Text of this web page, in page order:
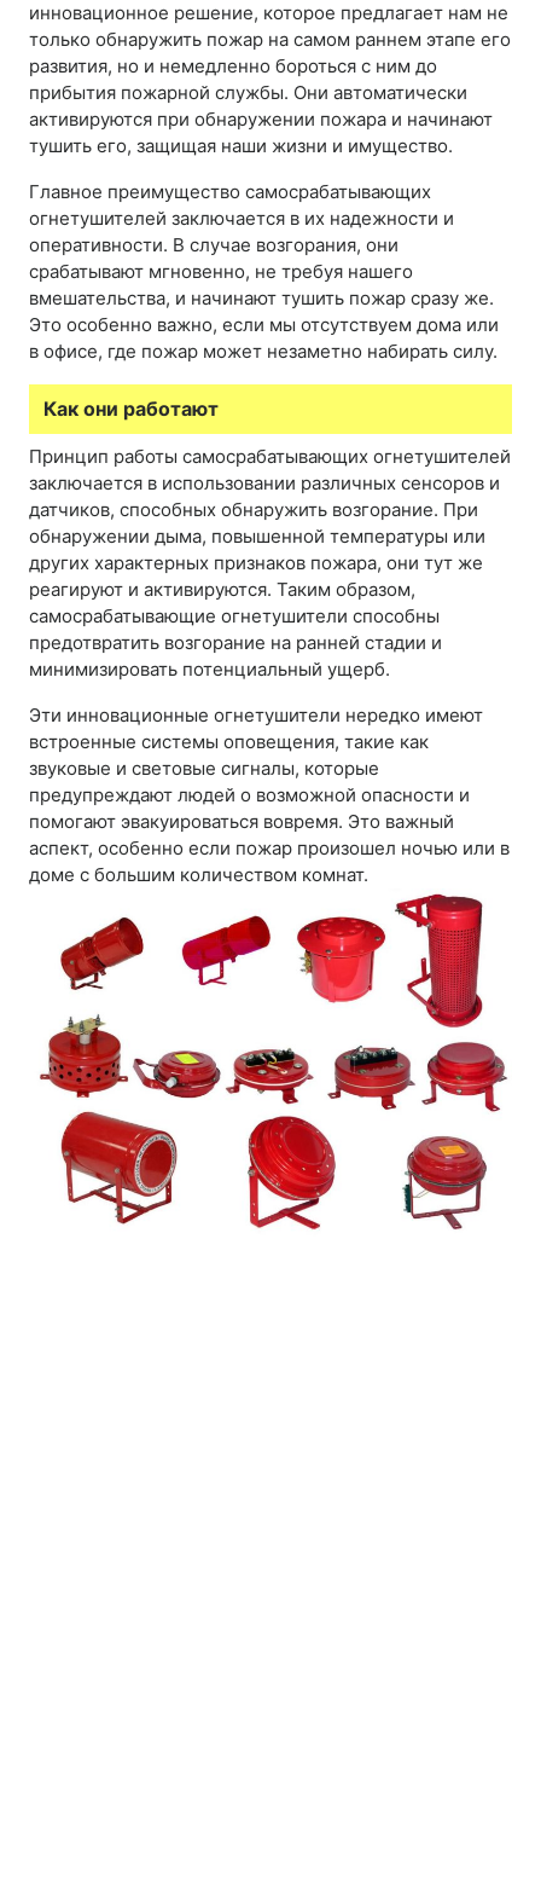
инновационное решение, которое предлагает нам не
только обнаружить пожар на самом раннем этапе его
развития, но и немедленно бороться с ним до
прибытия пожарной службы. Они автоматически
активируются при обнаружении пожара и начинают
тушить его, защищая наши жизни и имущество.
Главное преимущество самосрабатывающих
огнетушителей заключается в их надежности и
оперативности. В случае возгорания, они
срабатывают мгновенно, не требуя нашего
вмешательства, и начинают тушить пожар сразу же.
Это особенно важно, если мы отсутствуем дома или
в офисе, где пожар может незаметно набирать силу.
Как они работают
Принцип работы самосрабатывающих огнетушителей
заключается в использовании различных сенсоров и
датчиков, способных обнаружить возгорание. При
обнаружении дыма, повышенной температуры или
других характерных признаков пожара, они тут же
реагируют и активируются. Таким образом,
самосрабатывающие огнетушители способны
предотвратить возгорание на ранней стадии и
минимизировать потенциальный ущерб.
Эти инновационные огнетушители нередко имеют
встроенные системы оповещения, такие как
звуковые и световые сигналы, которые
предупреждают людей о возможной опасности и
помогают эвакуироваться вовремя. Это важный
аспект, особенно если пожар произошел ночью или в
доме с большим количеством комнат.